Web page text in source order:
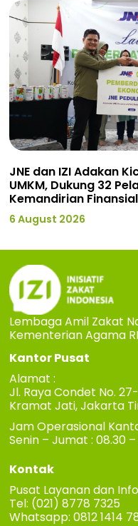
JNE dan IZI Adakan
UMKM, Dukung 32
Kemandirian Finansial
6 August 2026
Lembaga Amil Zakat
Kementerian Agama
Kantor Pusat
Alamat :
Jl. Raya Condet No.
Kramat Jati, Jakarta
Jam Operasional
Senin – Jumat : 08.30 –
Kontak
Pusat Layanan dan
Tel: (021) 8778 7325
Whatsapp: 0812 1414